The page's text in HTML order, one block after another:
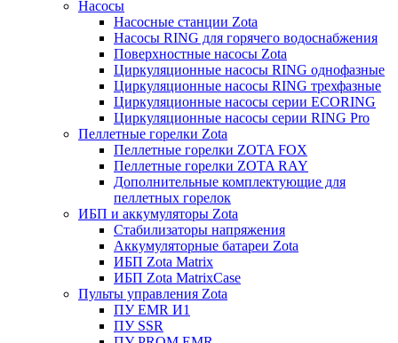
Насосы
Насосные станции Zota
Насосы RING для горячего водоснабжения
Поверхностные насосы Zota
Циркуляционные насосы RING однофазные
Циркуляционные насосы RING трехфазные
Циркуляционные насосы серии ECORING
Циркуляционные насосы серии RING Pro
Пеллетные горелки Zota
Пеллетные горелки ZOTA FOX
Пеллетные горелки ZOTA RAY
Дополнительные комплектующие для
пеллетных горелок
ИБП и аккумуляторы Zota
Стабилизаторы напряжения
Аккумуляторные батареи Zota
ИБП Zota Matrix
ИБП Zota MatrixCase
Пульты управления Zota
ПУ EMR И1
ПУ SSR